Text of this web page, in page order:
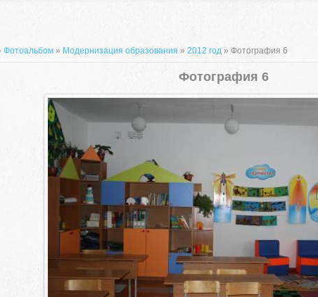
659635, Алтайский край, Алтайский
6-
Фотоальбом » Модернизация образования » 2012 год » Фотография 6
Фотография 6